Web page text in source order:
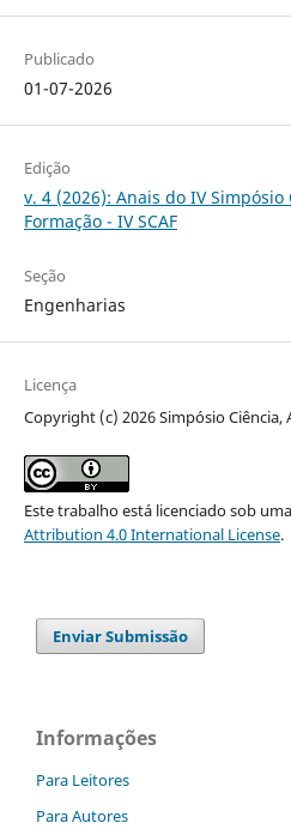
Publicado
01-07-2026
Edição
v. 4 (2026): Anais do IV
Formação - IV SCAF
Seção
Engenharias
Licença
Copyright (c) 2026 Simpósio Ciência,
Este trabalho está licenciado sob
Attribution 4.0 International License.
Enviar Submissão
Informações
Para Leitores
Para Autores